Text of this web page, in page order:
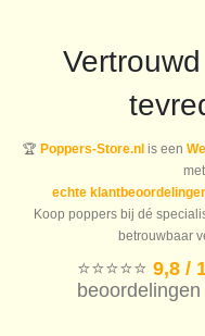
🏆 Poppers-Store.nlis een
met
echte
Koop poppers bij dé
betrouwbaar
⭐️⭐️⭐️⭐️⭐️ 9,8 /
beoordelingen